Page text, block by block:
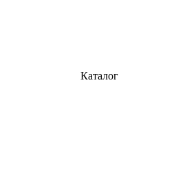
Каталог